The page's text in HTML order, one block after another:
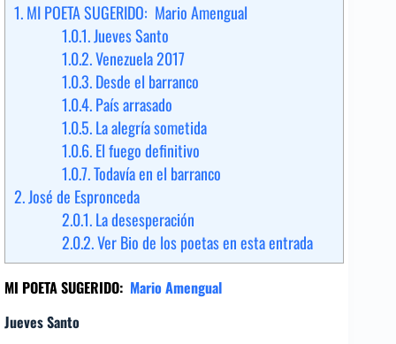
1.MI POETA SUGERIDO: Mario Amengual
1.0.1.Jueves Santo
1.0.2.Venezuela 2017
1.0.3.Desde el barranco
1.0.4.País arrasado
1.0.5.La alegría sometida
1.0.6.El fuego definitivo
1.0.7.Todavía en el barranco
2.José de Espronceda
2.0.1.La desesperación
2.0.2.Ver Bio de los poetas en esta entrada
MI POETA SUGERIDO: Mario Amengual
Jueves Santo